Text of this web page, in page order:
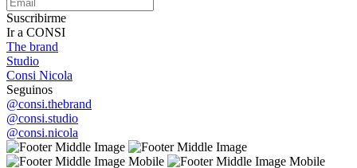
Suscribirme
Ir a CONSI
The brand
Studio
Consi Nicola
Seguinos
@consi.thebrand
@consi.studio
@consi.nicola